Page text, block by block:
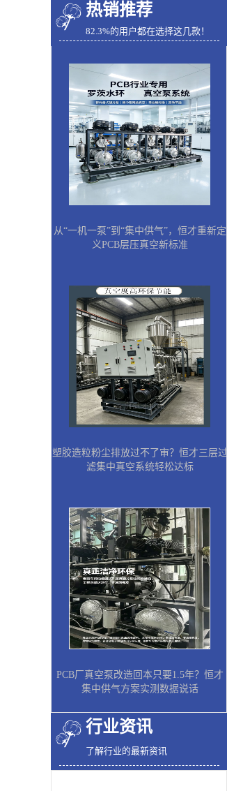
热销推荐
82.3%的用户都在选择这几款！
从“一机一泵”到“集中供气”，恒才重新定
义PCB层压真空新标准
塑胶造粒粉尘排放过不了审？恒才三层过
滤集中真空系统轻松达标
PCB厂真空泵改造回本只要1.5年？恒才
集中供气方案实测数据说话
行业资讯
了解行业的最新资讯